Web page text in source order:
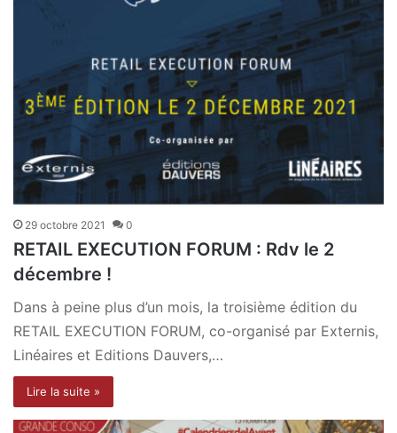
29 octobre 2021 0
RETAIL EXECUTION FORUM : Rdv le 2
décembre !
Dans à peine plus d’un mois, la troisième édition du
RETAIL EXECUTION FORUM, co-organisé par Externis,
Linéaires et Editions Dauvers,…
Lire la suite »